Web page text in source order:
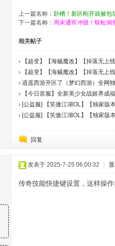
上一篇名称： 卧槽！新区刚开就被包
下一篇名称： 周末通宵冲级！蜈蚣洞
相关帖子
› 【超变】【海贼魔改】【掉落无上
›
【超变】【海贼魔改】【掉落无上
› 逍遥西游开区了（梦幻西游）全网
›
【今日首服】全新美少女战姬养成
› [公益服] 【笑傲江湖OL】【独家版
› [公益服] 【笑傲江湖OL】【独家版
回复
发表于 2025-7-25 06:00:32
传奇技能快捷键设置，这样操作